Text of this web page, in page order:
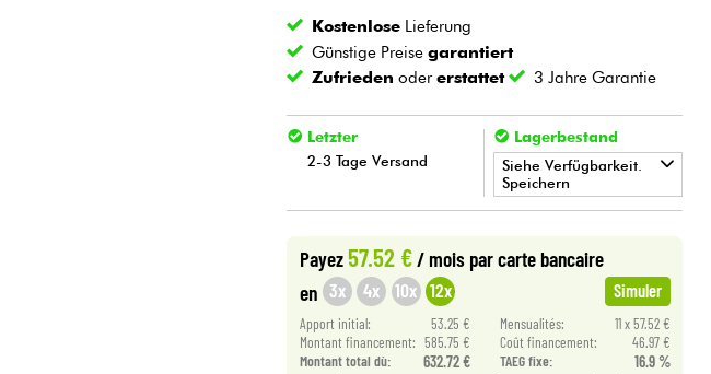
Kabel & Zubehöre
Kostenlose Lieferung
Günstige Preisegarantiert
Zufrieden odererstattet 3 Jahre Garantie
Letzter
2-3 Tage Versand
Lagerbestand
Siehe Verfügbarkeit.
Speichern
Payez57.52 €/ mois par carte bancaire
en 3x 4x 10x 12x Simuler
Apport initial: 53.25 € Mensualités:
11 x 57.52 €
Montant financement: 585.75 € Coût financement:
46.97 €
Montant total dù:
632.72 € TAEG fixe: 16.9 %